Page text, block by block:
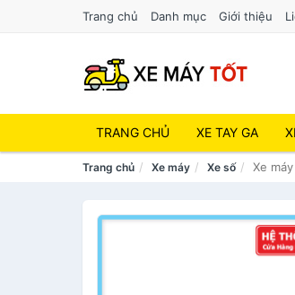
Trang chủ Danh mục Giới thiệu
TRANG CHỦ XE TAY GA
Trang chủ Xe máy Xe số Xe